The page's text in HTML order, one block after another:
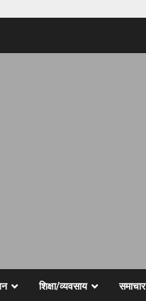
शिक्षा/व्यवसाय समाचार